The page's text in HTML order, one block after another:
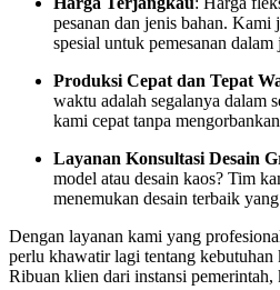
pesanan dan jenis bahan. Kami
spesial untuk pemesanan dalam
Produksi Cepat dan Tepat
waktu adalah segalanya dalam
kami cepat tanpa
Layanan Konsultasi Desain
model atau desain kaos? Tim
menemukan desain terbaik
Dengan layanan kami yang
perlu khawatir lagi tentang kebutuhan
Ribuan klien dari instansi pemerintah,